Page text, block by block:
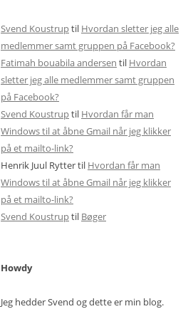
Svend Koustruptil Hvordan sletter jeg alle
medlemmer samt gruppen på Facebook?
Fatimah bouabila andersen til Hvordan
sletter jeg alle medlemmer samt gruppen
på Facebook?
Svend Koustruptil Hvordan får man
Windows til at åbne Gmail når jeg klikker
på et mailto-link?
Henrik Juul Ryttertil Hvordan får man
Windows til at åbne Gmail når jeg klikker
på et mailto-link?
Svend Koustruptil Bøger
Howdy
Jeg hedder Svend og dette er min blog.